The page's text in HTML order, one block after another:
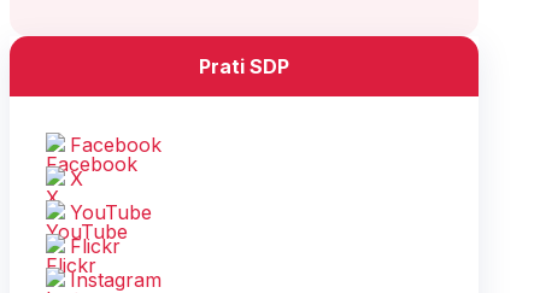
Prati SDP
Facebook
X
YouTube
Flickr
Instagram